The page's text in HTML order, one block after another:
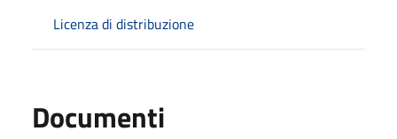
Licenza di distribuzione
Documenti